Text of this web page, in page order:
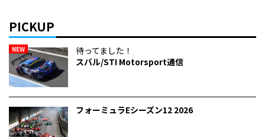
PICKUP
NEW
待ってました！
スバル/STI Motorsport通信
フォーミュラEシーズン12 2026